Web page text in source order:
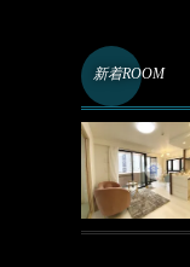
新着ROOM